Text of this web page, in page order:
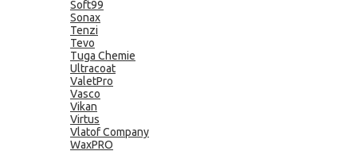
Soft99
Sonax
Tenzi
Tevo
Tuga Chemie
Ultracoat
ValetPro
Vasco
Vikan
Virtus
Vlatof Company
WaxPRO